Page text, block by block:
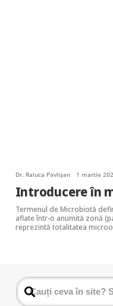
Dr. Raluca Pavlișan 1 martie
Introducere în
Termenul de Microbiotă
aflate într-o anumită zonă
reprezintă totalitatea